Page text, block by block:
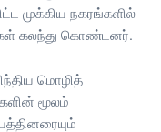
முக்கிய நகரங்களில்
கலந்து கொண்டனர்.
மொழித்
மூலம்